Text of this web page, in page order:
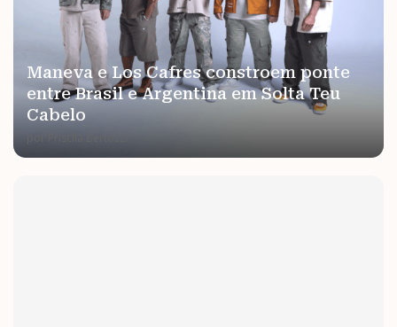
Maneva e Los Cafres constroem ponte
entre Brasil e Argentina em Solta Teu
Cabelo